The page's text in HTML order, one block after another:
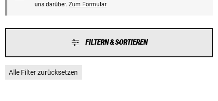
uns darüber. Zum Formular
FILTERN & SORTIEREN
Alle Filter zurücksetzen